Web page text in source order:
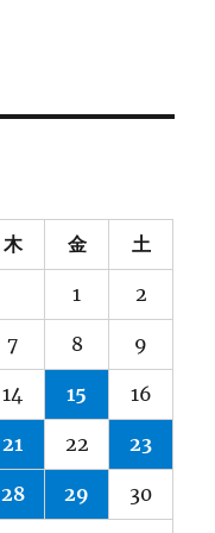
木 金 土
1 2
7 8 9
14 15 16
21 22 23
28 29 30